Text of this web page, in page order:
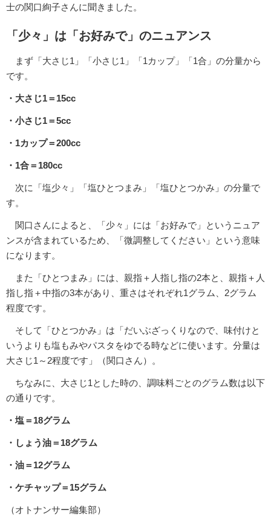
士の関口絢子さんに聞きました。
「少々」は「お好みで」のニュアンス
まず「大さじ1」「小さじ1」「1カップ」「1合」の分量から
です。
・大さじ1＝15cc
・小さじ1＝5cc
・1カップ＝200cc
・1合＝180cc
次に「塩少々」「塩ひとつまみ」「塩ひとつかみ」の分量で
す。
関口さんによると、「少々」には「お好みで」というニュア
ンスが含まれているため、「微調整してください」という意味
になります。
また「ひとつまみ」には、親指＋人指し指の2本と、親指＋人
指し指＋中指の3本があり、重さはそれぞれ1グラム、2グラム
程度です。
そして「ひとつかみ」は「だいぶざっくりなので、味付けと
いうよりも塩もみやパスタをゆでる時などに使います。分量は
大さじ1～2程度です」（関口さん）。
ちなみに、大さじ1とした時の、調味料ごとのグラム数は以下
の通りです。
・塩＝18グラム
・しょう油＝18グラム
・油＝12グラム
・ケチャップ＝15グラム
（オトナンサー編集部）